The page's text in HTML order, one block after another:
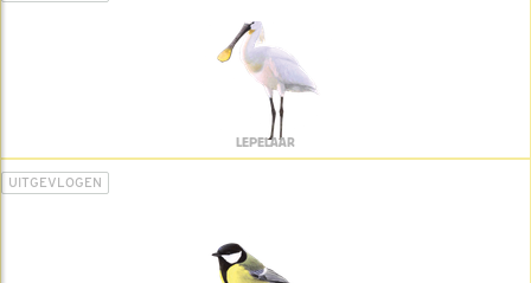
LEPELAAR
UITGEVLOGEN